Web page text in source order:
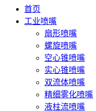
首页
工业喷嘴
扇形喷嘴
螺旋喷嘴
空心锥喷嘴
实心锥喷嘴
双流体喷嘴
精细雾化喷嘴
液柱流喷嘴